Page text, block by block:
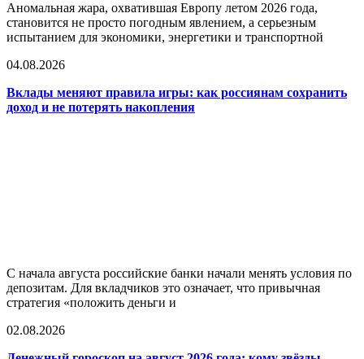
Аномальная жара, охватившая Европу летом 2026 года,
становится не просто погодным явлением, а серьезным
испытанием для экономики, энергетики и транспортной
04.08.2026
Вклады меняют правила игры: как россиянам сохранить
доход и не потерять накопления
С начала августа российские банки начали менять условия по
депозитам. Для вкладчиков это означает, что привычная
стратегия «положить деньги и
02.08.2026